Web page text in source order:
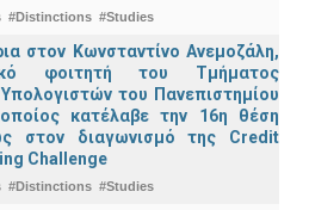
#Distinctions #Studies
στον Κωνσταντίνο Ανεμοζάλη,
φοιτητή του Τμήματος
του Πανεπιστημίου
κατέλαβε την 16η θέση
στον διαγωνισμό της Credit
Challenge
#Distinctions #Studies